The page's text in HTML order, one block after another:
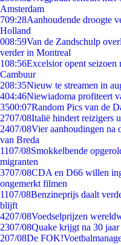
Amsterdam
709:28Aanhoudende droogte
Holland
008:59Van de Zandschulp
verder in Montreal
108:56Excelsior opent seizoen
Cambuur
208:35Nieuw te streamen in
404:46Niewiadoma profiteert
3500:07Random Pics van de
2707/08Italië hindert reizigers
2407/08Vier aanhoudingen na
van Breda
1107/08Smokkelbende
migranten
3707/08CDA en D66 willen
ongemerkt filmen
1107/08Benzineprijs daalt
blijft
4207/08Voedselprijzen
2307/08Quake krijgt na 30
207/08De